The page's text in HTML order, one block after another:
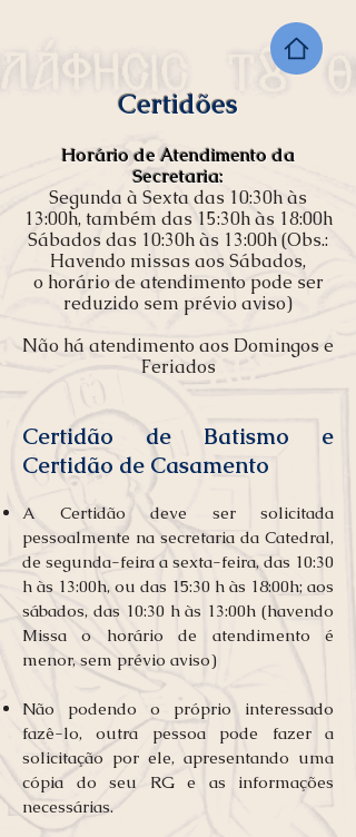
Certidões
Horário de Atendimento da
Secretaria:
Segunda à Sexta das 10:30h às
13:00h, também das 15:30h às 18:00h
Sábados das 10:30h às 13:00h (Obs.:
Havendo missas aos Sábados,
o horário de atendimento pode ser
reduzido sem prévio aviso)
Não há atendimento aos Domingos e
Feriados
Certidão de Batismo e
Certidão de Casamento
A Certidão deve ser solicitada
pessoalmente na secretaria da Catedral,
de segunda-feira a sexta-feira, das 10:30
h às 13:00h, ou das 15:30 h às 18:00h; aos
sábados, das 10:30 h às 13:00h (havendo
Missa o horário de atendimento é
menor, sem prévio aviso)
Não podendo o próprio interessado
fazê-lo, outra pessoa pode fazer a
solicitação por ele, apresentando uma
cópia do seu RG e as informações
necessárias.